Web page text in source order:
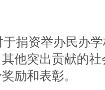
资举办民办学
他突出贡献的
励和表彰。